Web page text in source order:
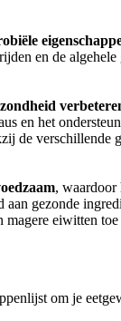
en de
en het
de verschillende
, waardoor
aan gezonde
magere eiwitten toe
om je